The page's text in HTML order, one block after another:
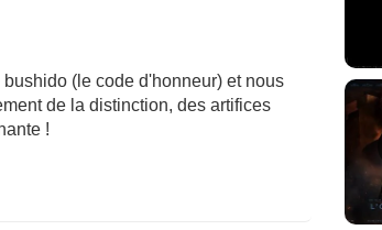
(le code d'honneur) et nous
de la distinction, des artifices
!